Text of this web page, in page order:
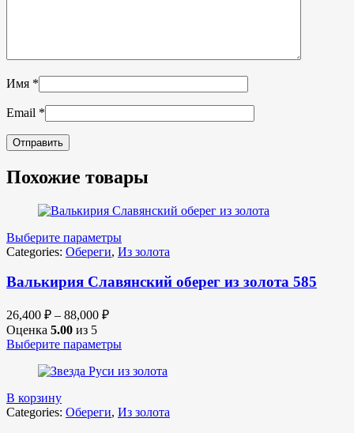
Имя *
Email *
Похожие товары
Выберите параметры
Categories: Обереги, Из золота
Валькирия Славянский оберег из золота 585
26,400 ₽ – 88,000 ₽
Оценка 5.00 из 5
Выберите параметры
В корзину
Categories: Обереги, Из золота